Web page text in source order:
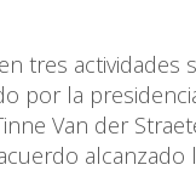
tres actividades
por la
Van der
alcanzado